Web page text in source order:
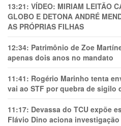
13:21: VÍDEO: MIRIAM LEITÃO
GLOBO E DETONA ANDRÉ
AS PRÓPRIAS FILHAS
12:34: Patrimônio de Zoe
apenas dois anos no mandato
11:41: Rogério Marinho tenta
vai ao STF por quebra de sigilo
11:17: Devassa do TCU expõe
Flávio Dino aciona investigação